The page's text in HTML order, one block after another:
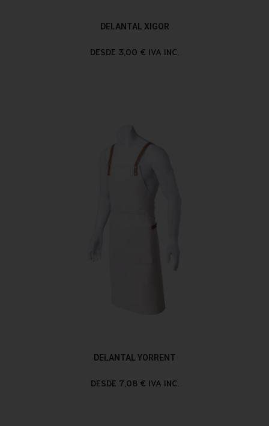
DELANTAL XIGOR
DESDE 3,00 € IVA INC.
DELANTAL YORRENT
DESDE 7,08 € IVA INC.